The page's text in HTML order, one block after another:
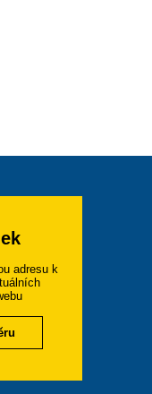
adresu k